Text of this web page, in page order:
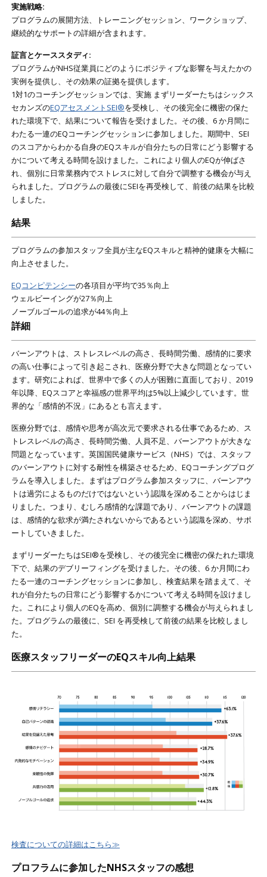
実施戦略:
プログラムの展開方法、トレーニングセッション、ワークショップ、
継続的なサポートの詳細が含まれます。
証言とケーススタディ:
プログラムがNHS従業員にどのようにポジティブな影響を与えたかの
実例を提供し、その効果の証拠を提供します。
1対1のコーチングセッションでは、実施 まずリーダーたちはシックス
セカンズのEQアセスメントSEI®を受検し、その後完全に機密の保た
れた環境下で、結果について報告を受けました。その後、6 か月間に
わたる一連のEQコーチングセッションに参加しました。期間中、SEI
のスコアからわかる自身のEQスキルが自分たちの日常にどう影響する
かについて考える時間を設けました。これにより個人のEQが伸ばさ
れ、個別に日常業務内でストレスに対して自分で調整する機会が与え
られました。プログラムの最後にSEIを再受検して、前後の結果を比較
しました。
結果
プログラムの参加スタッフ全員が主なEQスキルと精神的健康を大幅に
向上させました。
EQコンピテンシーの各項目が平均で35％向上
ウェルビーイングが27％向上
ノーブルゴールの追求が44％向上
詳細
バーンアウトは、ストレスレベルの高さ、長時間労働、感情的に要求
の高い仕事によって引き起こされ、医療分野で大きな問題となってい
ます。研究によれば、世界中で多くの人が困難に直面しており、2019
年以降、EQスコアと幸福感の世界平均は5%以上減少しています。世
界的な「感情的不況」にあるとも言えます。
医療分野では、感情や思考が高次元で要求される仕事であるため、ス
トレスレベルの高さ、長時間労働、人員不足、バーンアウトが大きな
問題となっています。英国国民健康サービス（NHS）では、スタッフ
のバーンアウトに対する耐性を構築させるため、EQコーチングプログ
ラムを導入しました。まずはプログラム参加スタッフに、バーンアウ
トは過労によるものだけではないという認識を深めることからはじま
りました。つまり、むしろ感情的な課題であり、バーンアウトの課題
は、感情的な欲求が満たされないからであるという認識を深め、サポ
ートしていきました。
まずリーダーたちはSEI®を受検し、その後完全に機密の保たれた環境
下で、結果のデブリーフィングを受けました。その後、6 か月間にわ
たる一連のコーチングセッションに参加し、検査結果を踏まえて、そ
れが自分たちの日常にどう影響するかについて考える時間を設けまし
た。これにより個人のEQを高め、個別に調整する機会が与えられまし
た。プログラムの最後に、SEI を再受検して前後の結果を比較しまし
た。
医療スタッフリーダーのEQスキル向上結果
検査についての詳細はこちら≫
プロフラムに参加したNHSスタッフの感想